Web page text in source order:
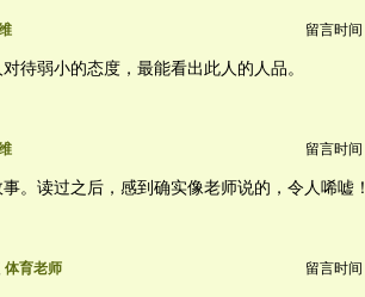
留言时间
待弱小的态度，最能看出此人的人品。
留言时间
。读过之后，感到确实像老师说的，令人唏嘘
体育老师 留言时间